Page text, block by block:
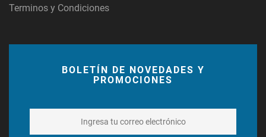
Terminos y Condiciones
BOLETÍN DE NOVEDADES Y
PROMOCIONES